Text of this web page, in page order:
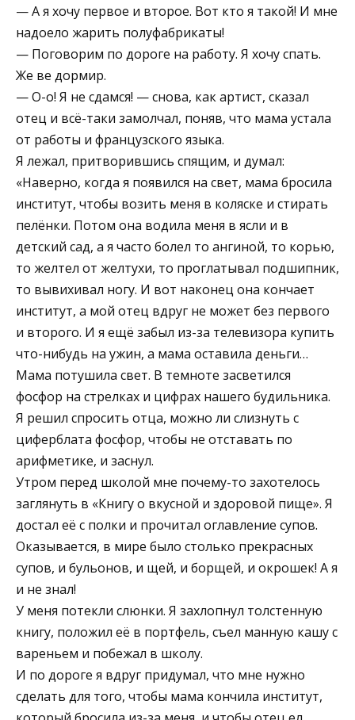
— А я хочу первое и второе. Вот кто я такой! И мне
надоело жарить полуфабрикаты!
— Поговорим по дороге на работу. Я хочу спать.
Же ве дормир.
— О-о! Я не сдамся! — снова, как артист, сказал
отец и всё-таки замолчал, поняв, что мама устала
от работы и французского языка.
Я лежал, притворившись спящим, и думал:
«Наверно, когда я появился на свет, мама бросила
институт, чтобы возить меня в коляске и стирать
пелёнки. Потом она водила меня в ясли и в
детский сад, а я часто болел то ангиной, то корью,
то желтел от желтухи, то проглатывал подшипник,
то вывихивал ногу. И вот наконец она кончает
институт, а мой отец вдруг не может без первого
и второго. И я ещё забыл из-за телевизора купить
что-нибудь на ужин, а мама оставила деньги…
Мама потушила свет. В темноте засветился
фосфор на стрелках и цифрах нашего будильника.
Я решил спросить отца, можно ли слизнуть с
циферблата фосфор, чтобы не отставать по
арифметике, и заснул.
Утром перед школой мне почему-то захотелось
заглянуть в «Книгу о вкусной и здоровой пище». Я
достал её с полки и прочитал оглавление супов.
Оказывается, в мире было столько прекрасных
супов, и бульонов, и щей, и борщей, и окрошек! А я
и не знал!
У меня потекли слюнки. Я захлопнул толстенную
книгу, положил её в портфель, съел манную кашу с
вареньем и побежал в школу.
И по дороге я вдруг придумал, что мне нужно
сделать для того, чтобы мама кончила институт,